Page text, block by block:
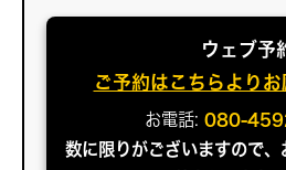
ウェブ予
ご予約はこちらより
お電話: 080-
数に限りがございますので